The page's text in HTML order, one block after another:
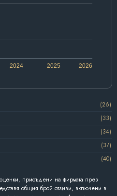
2024 2026
2025
(26)
(33)
(34)
(37)
(40)
оценки, присъдени на фирмата през
общия брой отзиви, включени в